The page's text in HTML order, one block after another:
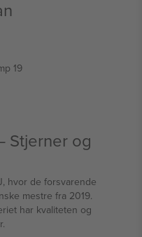
19
Stjerner og
hvor de forsvarende
mestre fra 2019.
har kvaliteten og